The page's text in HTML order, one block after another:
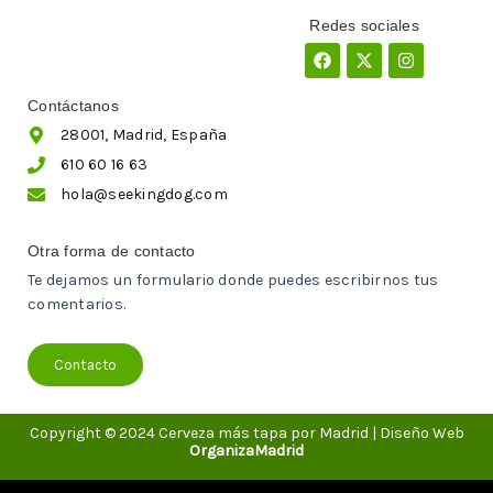
Redes sociales
Facebook
X-
twitter
Instagram
Contáctanos
28001, Madrid, España
610 60 16 63
hola@seekingdog.com
Otra forma de contacto
Te dejamos un formulario donde puedes escribirnos tus
comentarios.
Contacto
Copyright © 2024 Cerveza más tapa por Madrid | Diseño Web
OrganizaMadrid